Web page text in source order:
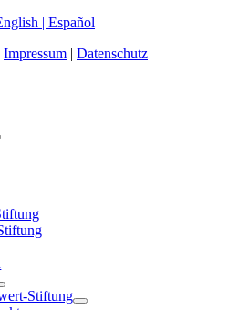
| Español
Impressum | Datenschutz
Stiftung